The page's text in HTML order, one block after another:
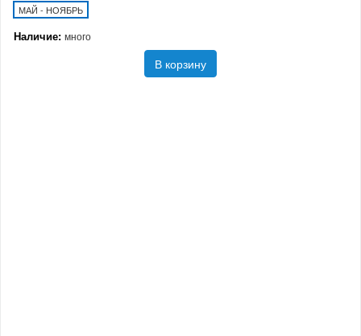
МАЙ - НОЯБРЬ
Наличие: много
В корзину